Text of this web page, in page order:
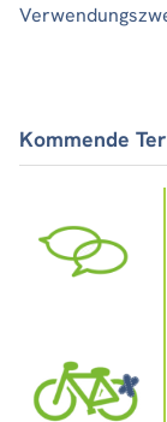
Kommende